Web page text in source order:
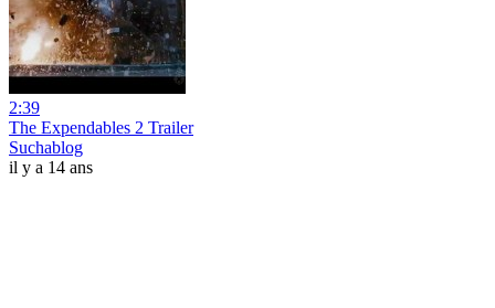
2:39
The Expendables 2 Trailer
Suchablog
il y a 14 ans